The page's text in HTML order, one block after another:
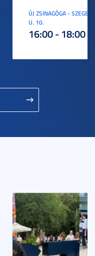
ÚJ ZSINAGÓGA -
U. 10.
16:00 - 18:00